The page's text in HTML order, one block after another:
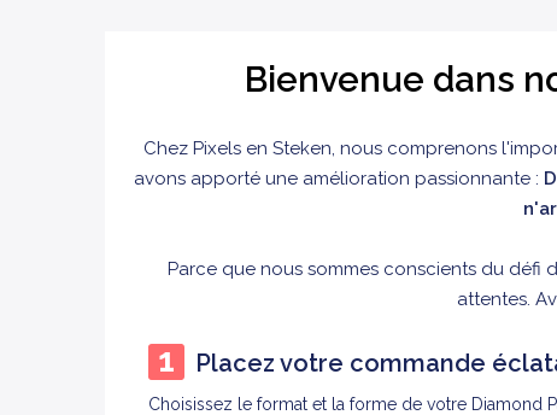
Bienvenue dans
ChezPixels en Steken, nous comprenons
avons apporté une amélioration passionnante :
Parce que nous sommes conscients du
attentes.
Placez votre commande
Choisissez le format et la forme de votre Diamond